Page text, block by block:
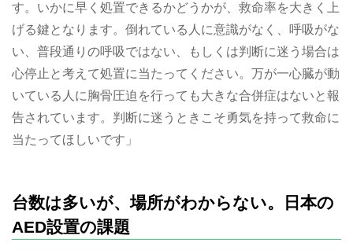
す。いかに早く処置できるかどうかが、救命率を大きく上
げる鍵となります。倒れている人に意識がなく、呼吸がな
い、普段通りの呼吸ではない、もしくは判断に迷う場合は
心停止と考えて処置に当たってください。万が一心臓が動
いている人に胸骨圧迫を行っても大きな合併症はないと報
告されています。判断に迷うときこそ勇気を持って救命に
当たってほしいです」
台数は多いが、場所がわからない。日本の
AED設置の課題